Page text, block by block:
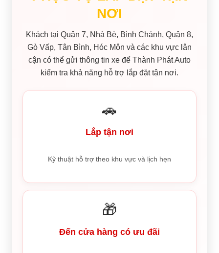
NƠI
Khách tại Quận 7, Nhà Bè, Bình Chánh, Quận 8,
Gò Vấp, Tân Bình, Hóc Môn và các khu vực lân
cận có thể gửi thông tin xe để Thành Phát Auto
kiểm tra khả năng hỗ trợ lắp đặt tận nơi.
🚗
Lắp tận nơi
Kỹ thuật hỗ trợ theo khu vực và lịch hẹn
🎁
Đến cửa hàng có ưu đãi